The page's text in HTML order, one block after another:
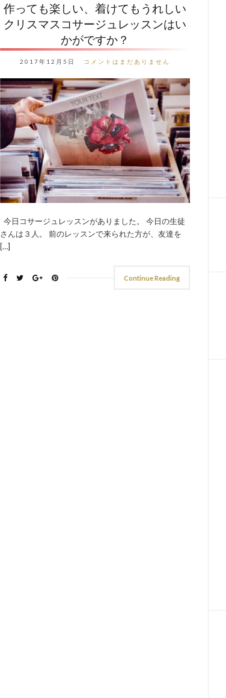
作っても楽しい、着けてもうれしい
クリスマスコサージュレッスンはい
かがですか？
2017年12月5日 コメントはまだありません
今日コサージュレッスンがありました。 今日の生徒
さんは３人。 前のレッスンで来られた方が、友達を
[…]
Continue Reading